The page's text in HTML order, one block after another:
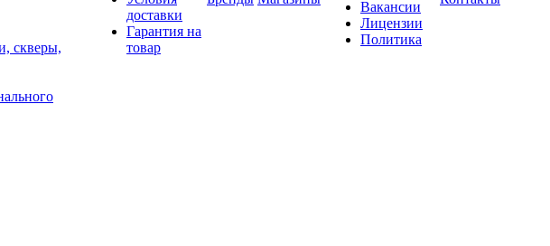
скверы,
доставки
Гарантия на
товар
Вакансии
Лицензии
Политика